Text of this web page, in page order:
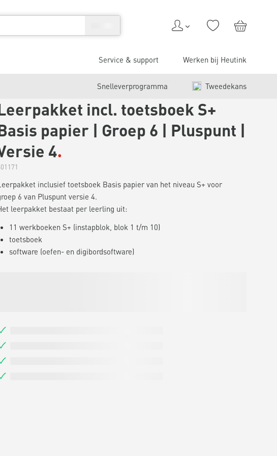
Service & support Werken bij Heutink
Snelleverprogramma Tweedekans
incl. toetsboek S+
papier | Groep 6 | Pluspunt |
4
inclusief toetsboek Basis papier van het niveau S+ voor
6 van Pluspunt versie 4.
leerpakket bestaat per leerling uit:
11 werkboeken S+ (instapblok, blok 1 t/m 10)
toetsboek
software (oefen- en digibordsoftware)